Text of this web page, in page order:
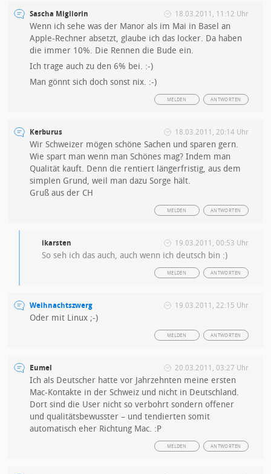
Sascha Migliorin 18.03.2011, 11:12 Uhr
Wenn ich sehe was der Manor als im Mai in Basel an
Apple-Rechner absetzt, glaube ich das locker. Da haben
die immer 10%. Die Rennen die Bude ein.
Ich trage auch zu den 6% bei. :-)
Man gönnt sich doch sonst nix. :-)
ANTWORTEN
MELDEN
Kerburus 18.03.2011, 20:14 Uhr
Wir Schweizer mögen schöne Sachen und sparen gern.
Wie spart man wenn man Schönes mag? Indem man
Qualität kauft. Denn die rentiert längerfristig, aus dem
simplen Grund, weil man dazu Sorge hält.
Gruß aus der CH
ANTWORTEN
MELDEN
ikarsten 19.03.2011, 00:53 Uhr
So seh ich das auch, auch wenn ich deutsch bin :)
ANTWORTEN
MELDEN
Weihnachtszwerg 19.03.2011, 22:15 Uhr
Oder mit Linux ;-)
ANTWORTEN
MELDEN
Eumel 20.03.2011, 03:27 Uhr
Ich als Deutscher hatte vor Jahrzehnten meine ersten
Mac-Kontakte in der Schweiz und nicht in Deutschland.
Dort sind die User nicht so verbohrt sondern offener
und qualitätsbewusster – und tendierten somit
automatisch eher Richtung Mac. :P
ANTWORTEN
MELDEN